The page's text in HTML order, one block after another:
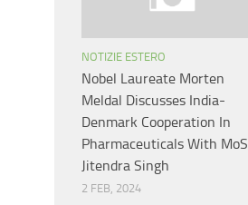
NOTIZIE ESTERO
Nobel Laureate Morten
Meldal Discusses India-
Denmark Cooperation In
Pharmaceuticals With MoS
Jitendra Singh
2 FEB, 2024